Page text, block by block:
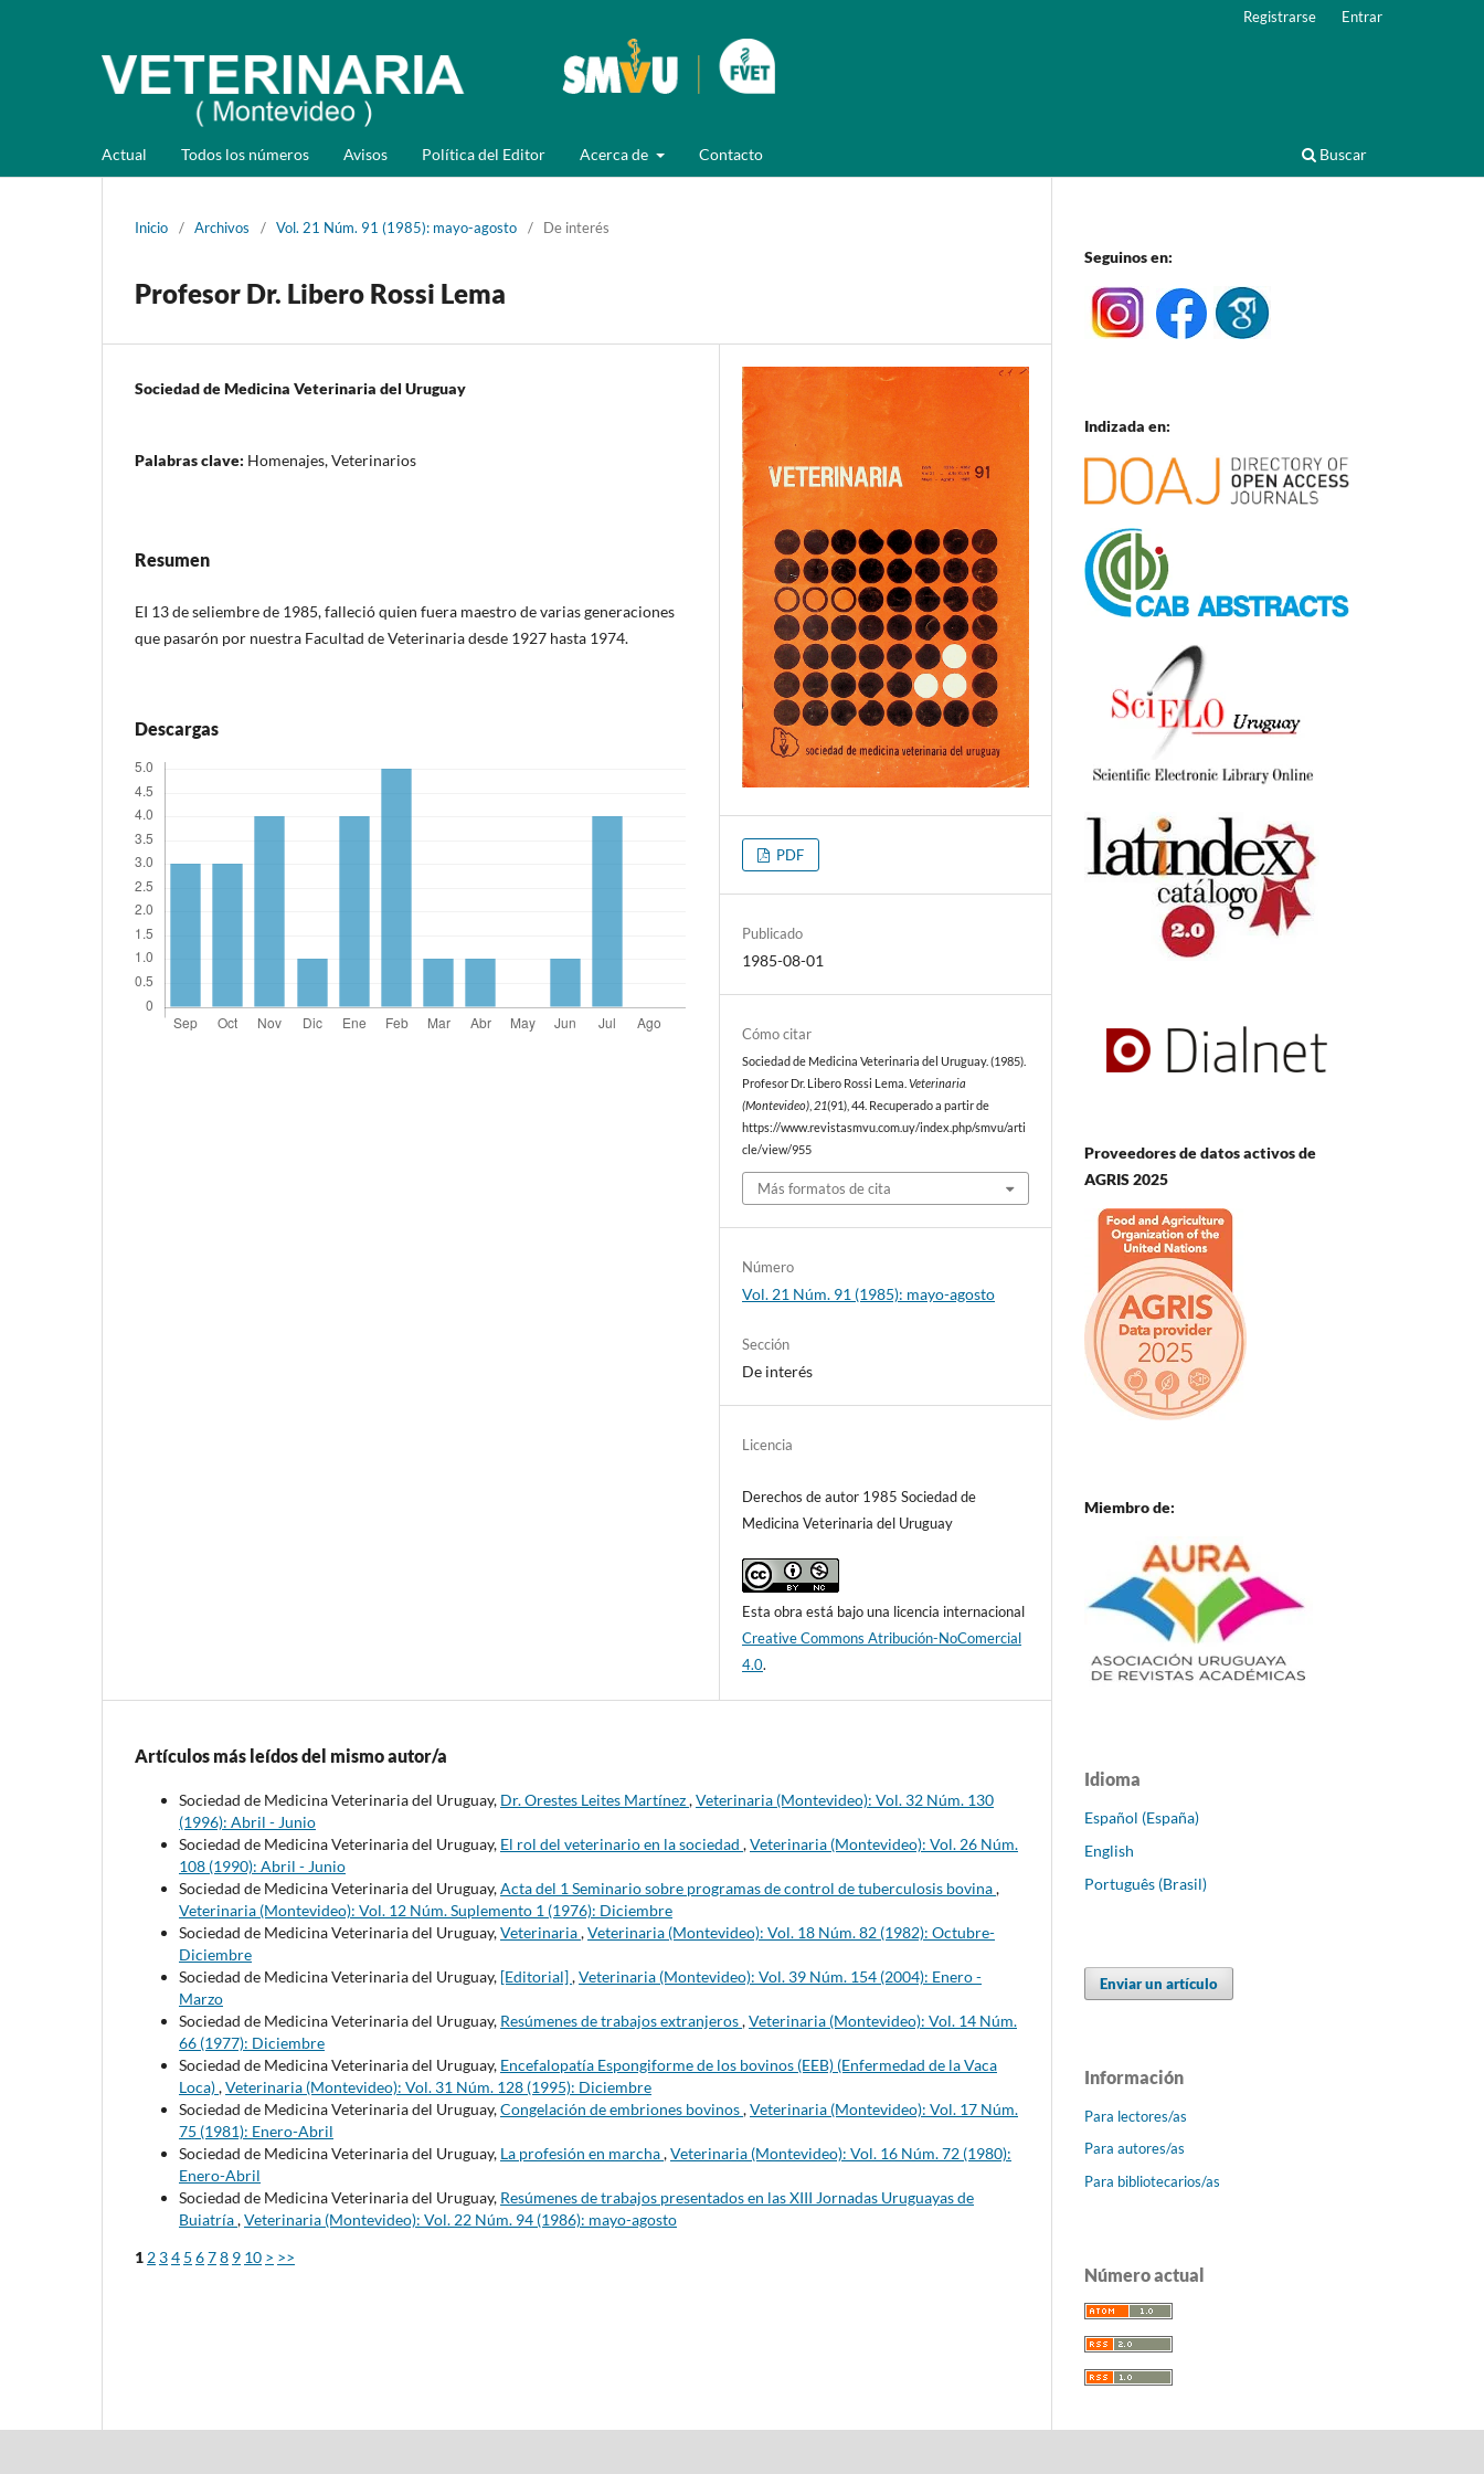
Actual Todos los números Avisos Política del Editor Acerca de Contacto Buscar
Registrarse Entrar
Inicio / Archivos / Vol. 21 Núm. 91 (1985): mayo-agosto / De interés
Profesor Dr. Libero Rossi Lema
Sociedad de Medicina Veterinaria del Uruguay
Palabras clave: Homenajes, Veterinarios
Resumen
EI 13 de seliembre de 1985, falleció quien fuera maestro de varias generaciones
que pasarón por nuestra Facultad de Veterinaria desde 1927 hasta 1974.
Descargas
PDF
Publicado
1985-08-01
Cómo citar
Sociedad de Medicina Veterinaria del Uruguay. (1985).
Profesor Dr. Libero Rossi Lema.Veterinaria
(Montevideo) 21(91), 44. Recuperado a partir de
https://www.revistasmvu.com.uy/index.php/smvu/arti
cle/view/955
Más formatos de cita
Número
Vol. 21 Núm. 91 (1985): mayo-agosto
Sección
De interés
Licencia
Derechos de autor 1985 Sociedad de
Medicina Veterinaria del Uruguay
Esta obra está bajo una licencia internacional
Creative Commons Atribución-NoComercial
4.0.
Artículos más leídos del mismo autor/a
Sociedad de Medicina Veterinaria del Uruguay, Dr. Orestes Leites Martínez,Veterinaria (Montevideo): Vol. 32 Núm. 130
(1996): Abril - Junio
Sociedad de Medicina Veterinaria del Uruguay, El rol del veterinario en la sociedad ,Veterinaria (Montevideo): Vol. 26 Núm.
108 (1990): Abril - Junio
Sociedad de Medicina Veterinaria del Uruguay,Acta del 1 Seminario sobre programas de control de tuberculosis bovina,
Veterinaria (Montevideo): Vol. 12 Núm. Suplemento 1 (1976): Diciembre
Sociedad de Medicina Veterinaria del Uruguay,Veterinaria,Veterinaria (Montevideo): Vol. 18 Núm. 82 (1982): Octubre-
Diciembre
Sociedad de Medicina Veterinaria del Uruguay, [Editorial],Veterinaria (Montevideo): Vol. 39 Núm. 154 (2004): Enero -
Marzo
Sociedad de Medicina Veterinaria del Uruguay, Resúmenes de trabajos extranjeros,Veterinaria (Montevideo): Vol. 14 Núm.
66 (1977): Diciembre
Sociedad de Medicina Veterinaria del Uruguay, Encefalopatía Espongiforme de los bovinos (EEB) (Enfermedad de la Vaca
Loca),Veterinaria (Montevideo): Vol. 31 Núm. 128 (1995): Diciembre
Sociedad de Medicina Veterinaria del Uruguay,Congelación de embriones bovinos,Veterinaria (Montevideo): Vol. 17 Núm.
75 (1981): Enero-Abril
Sociedad de Medicina Veterinaria del Uruguay, La profesión en marcha,Veterinaria (Montevideo): Vol. 16 Núm. 72 (1980):
Enero-Abril
Sociedad de Medicina Veterinaria del Uruguay, Resúmenes de trabajos presentados en las XIII Jornadas Uruguayas de
Buiatría,Veterinaria (Montevideo): Vol. 22 Núm. 94 (1986): mayo-agosto
1 2 34 5 678 9 10 > >>
Seguinos en:
Indizada en:
Proveedores de datos activos de
AGRIS 2025
Miembro de:
Idioma
Español (España)
English
Português (Brasil)
Enviar un artículo
Información
Para lectores/as
Para autores/as
Para bibliotecarios/as
Número actual